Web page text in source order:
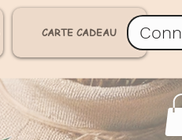
CARTE CADEAU